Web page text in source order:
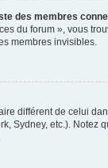
des membres
du forum », vous
membres invisibles.
différent de celui
Sydney, etc.).